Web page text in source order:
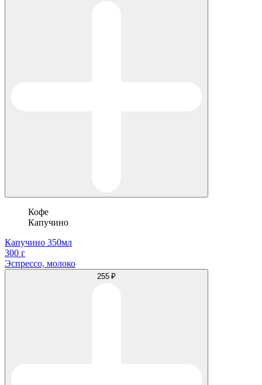
Кофе
Капучино
Капучино 350мл
300 г
Эспрессо, молоко
255 ₽